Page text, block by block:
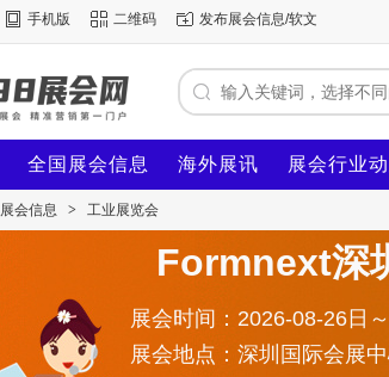
手机版 二维码 发布展会信息/软文
全国展会信息 海外展讯 展会行业
展会信息 > 工业展览会
Formnext深
展会时间：2026-08-26日
展会地点：深圳国际会展